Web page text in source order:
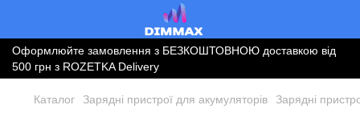
Оформлюйте замовлення з БЕЗКОШТОВНОЮ доставкою від
500 грн з ROZETKA Delivery
Каталог Зарядні пристрої для акумуляторів Зарядні